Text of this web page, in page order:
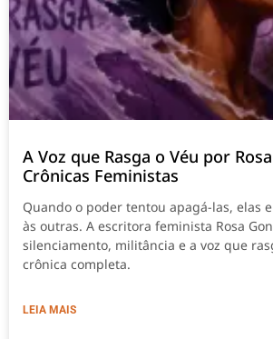
A Voz que Rasga o Véu por
Crônicas Feministas
Quando o poder tentou apagá-las, elas
às outras. A escritora feminista Rosa
silenciamento, militância e a voz que
crônica completa.
LEIA MAIS